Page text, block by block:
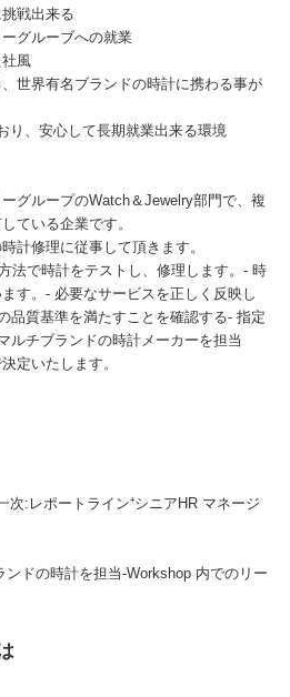
戦出来る
グルーブへの就業
社風
世界有名ブランドの時計に携わる事が
り、安心して長期就業出来る環境
グループのWatch＆Jewelry部門で、複
ている企業です。
計修理に従事して頂きます。
法で時計をテストし、修理します。- 時
す。- 必要なサービスを正しく反映し
品質基準を満たすことを確認する- 指定
ルチブランドの時計メーカーを担当
定いたします。
次:レポートライン⁺シニアHR マネージ
ンドの時計を担当-Workshop 内でのリー